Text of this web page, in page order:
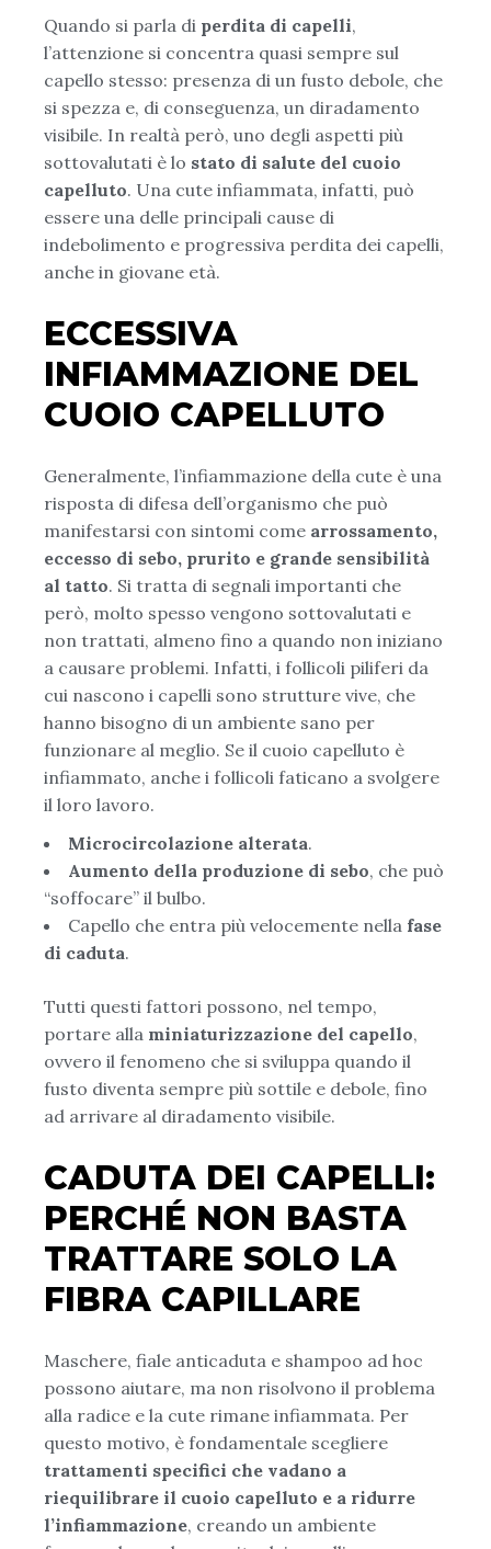
Quando si parla di perdita di capelli,
l’attenzione si concentra quasi sempre sul
capello stesso: presenza di un fusto debole, che
si spezza e, di conseguenza, un diradamento
visibile. In realtà però, uno degli aspetti più
sottovalutati è lo stato di salute del cuoio
capelluto. Una cute infiammata, infatti, può
essere una delle principali cause di
indebolimento e progressiva perdita dei capelli,
anche in giovane età.
ECCESSIVA
INFIAMMAZIONE DEL
CUOIO CAPELLUTO
Generalmente, l’infiammazione della cute è una
risposta di difesa dell’organismo che può
manifestarsi con sintomi come arrossamento,
eccesso di sebo, prurito e grande sensibilità
al tatto. Si tratta di segnali importanti che
però, molto spesso vengono sottovalutati e
non trattati, almeno fino a quando non iniziano
a causare problemi. Infatti, i follicoli piliferi da
cui nascono i capelli sono strutture vive, che
hanno bisogno di un ambiente sano per
funzionare al meglio. Se il cuoio capelluto è
infiammato, anche i follicoli faticano a svolgere
il loro lavoro.
Microcircolazione alterata.
Aumento della produzione di sebo, che può
“soffocare” il bulbo.
Capello che entra più velocemente nella fase
di caduta.
Tutti questi fattori possono, nel tempo,
portare alla miniaturizzazione del capello,
ovvero il fenomeno che si sviluppa quando il
fusto diventa sempre più sottile e debole, fino
ad arrivare al diradamento visibile.
CADUTA DEI CAPELLI:
PERCHÉ NON BASTA
TRATTARE SOLO LA
FIBRA CAPILLARE
Maschere, fiale anticaduta e shampoo ad hoc
possono aiutare, ma non risolvono il problema
alla radice e la cute rimane infiammata. Per
questo motivo, è fondamentale scegliere
trattamenti specifici che vadano a
riequilibrare il cuoio capelluto e a ridurre
l’infiammazione, creando un ambiente